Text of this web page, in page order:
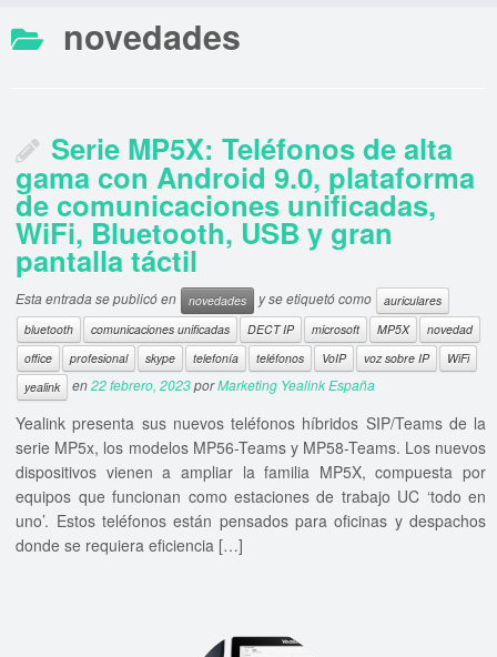
novedades
Serie MP5X: Teléfonos de alta
gama con Android 9.0, plataforma
de comunicaciones unificadas,
WiFi, Bluetooth, USB y gran
pantalla táctil
Esta entrada se publicó en novedades y se etiquetó como
auriculares
bluetooth
comunicaciones unificadas DECT IP microsoft MP5X
novedad
office
profesional skype telefonía teléfonos VoIP voz sobre IP
WiFi
yealink
en22 febrero, 2023porMarketing Yealink España
Yealink presenta sus nuevos teléfonos híbridos SIP/Teams de la
serie MP5x, los modelos MP56-Teams y MP58-Teams. Los nuevos
dispositivos vienen a ampliar la familia MP5X, compuesta por
equipos que funcionan como estaciones de trabajo UC ‘todo en
uno’. Estos teléfonos están pensados para oficinas y despachos
donde se requiera eficiencia […]